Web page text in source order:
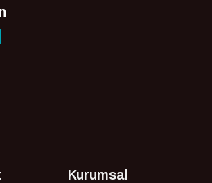
Kurumsal